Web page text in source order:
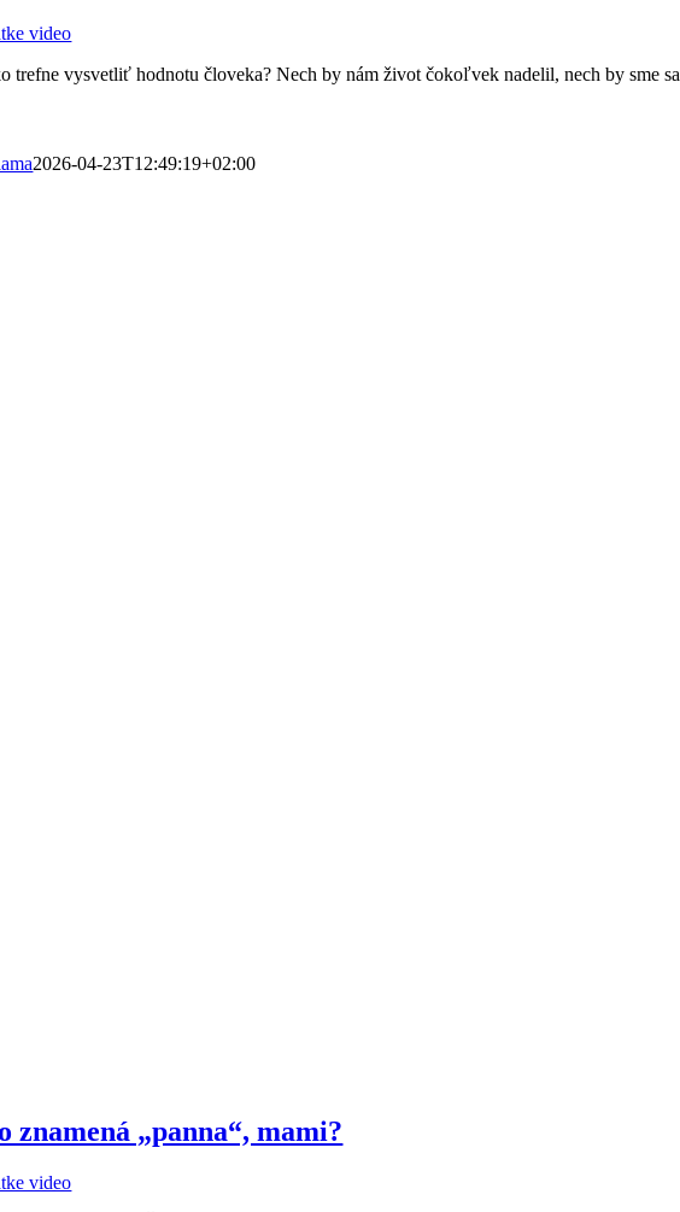
video
trefne vysvetliť hodnotu človeka? Nech by nám život čokoľvek nadelil, nech by sme
2026-04-23T12:49:19+02:00
znamená „panna“, mami?
video